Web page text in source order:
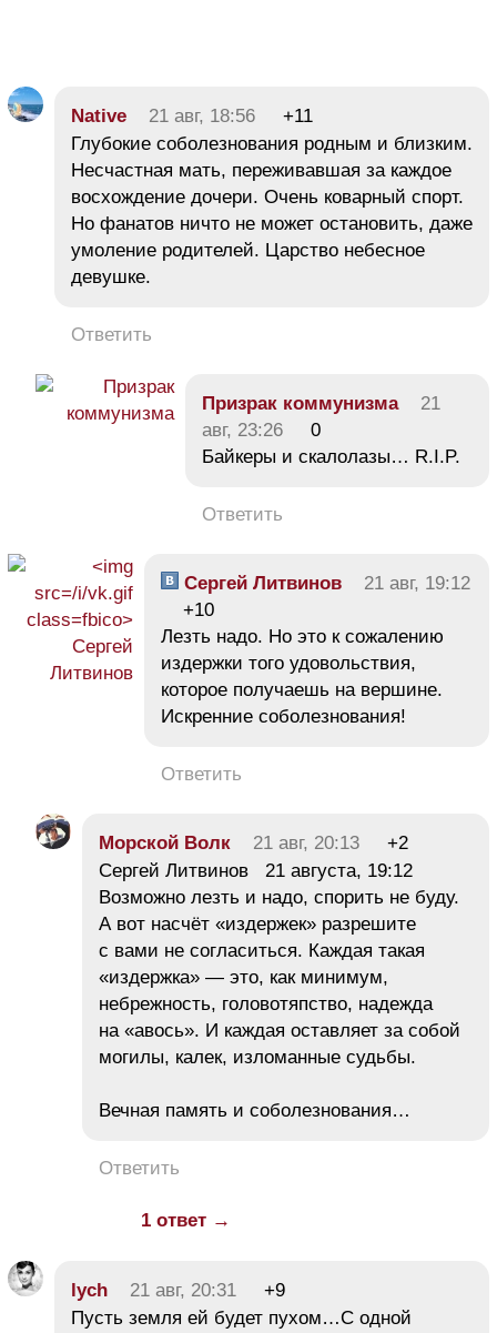
Native 21 авг, 18:56
+11
Глубокие соболезнования родным и близким.
Несчастная мать, переживавшая за каждое
восхождение дочери. Очень коварный спорт.
Но фанатов ничто не может остановить, даже
умоление родителей. Царство небесное
девушке.
Ответить
Призpак коммунизмa
21
авг, 23:26
0
Байкеры и скалолазы… R.I.P.
Ответить
Сергей Литвинов
21 авг, 19:12
+10
Лезть надо. Но это к сожалению
издержки того удовольствия,
которое получаешь на вершине.
Искренние соболезнования!
Ответить
Морской Волк 21 авг, 20:13
+2
Сергей Литвинов 21 августа, 19:12
Возможно лезть и надо, спорить не буду.
А вот насчёт «издержек» разрешите
с вами не согласиться. Каждая такая
«издержка» — это, как минимум,
небрежность, головотяпство, надежда
на «авось». И каждая оставляет за собой
могилы, калек, изломанные судьбы.
Вечная память и соболезнования…
Ответить
1 ответ →
lych 21 авг, 20:31
+9
Пусть земля ей будет пухом…С одной